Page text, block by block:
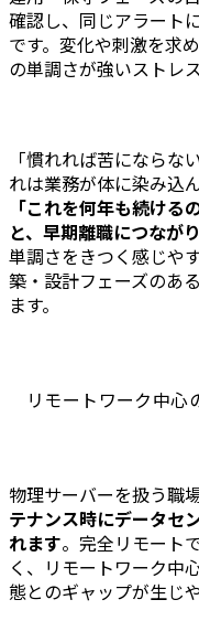
確認し、同じアラート
です。変化や刺激を求
の単調さが強いストレ
「慣れれば苦にならな
れは業務が体に染み込
「これを何年も続ける
と、早期離職につなが
単調さをきつく感じや
築・設計フェーズのあ
ます。
リモートワーク中心
物理サーバーを扱う職場
テナンス時にデータセ
れます。完全リモート
く、リモートワーク中
態とのギャップが生じや